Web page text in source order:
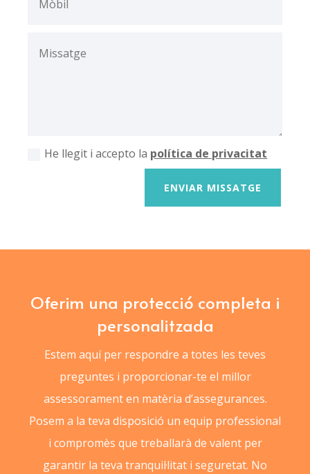
He llegit i accepto la política de privacitat
ENVIAR MISSATGE
Oferim una protecció completa i
personalitzada
Estem aquí per respondre a totes les teves
preguntes i proporcionar-te el millor
assessorament en matèria d’assegurances.
Posem a la teva disposició un equip professional
i compromès que treballarà de valent per
garantir la teva tranquil·litat i seguretat. No